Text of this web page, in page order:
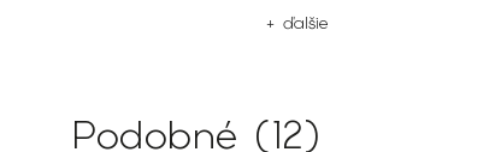
+ ďalšie
Podobné (12)